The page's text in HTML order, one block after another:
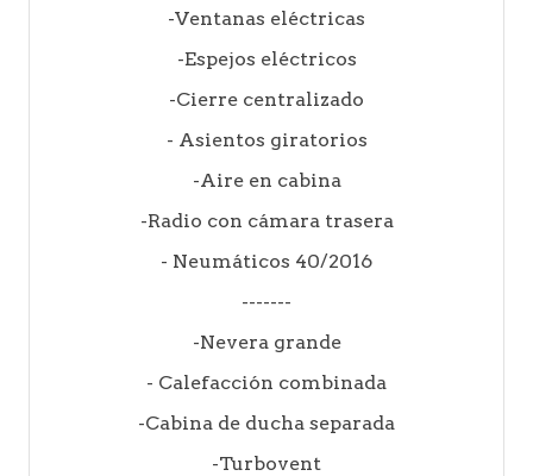
-Ventanas eléctricas
-Espejos eléctricos
-Cierre centralizado
- Asientos giratorios
-Aire en cabina
-Radio con cámara trasera
- Neumáticos 40/2016
-------
-Nevera grande
- Calefacción combinada
-Cabina de ducha separada
-Turbovent